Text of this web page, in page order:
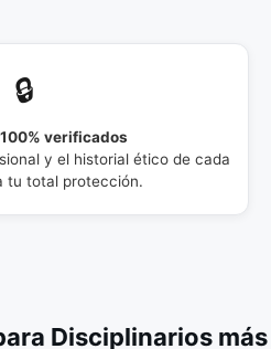
🔒
verificados
y el historial ético de cada
tu total protección.
Disciplinarios más